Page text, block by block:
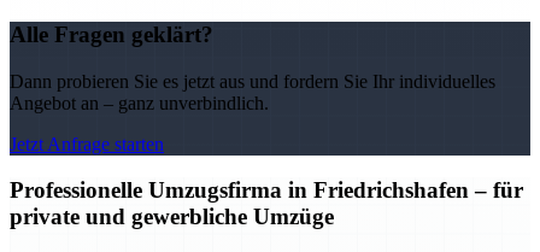
Alle Fragen geklärt?
Dann probieren Sie es jetzt aus und fordern Sie Ihr individuelles
Angebot an – ganz unverbindlich.
Jetzt Anfrage starten
Professionelle Umzugsfirma in Friedrichshafen – für
private und gewerbliche Umzüge